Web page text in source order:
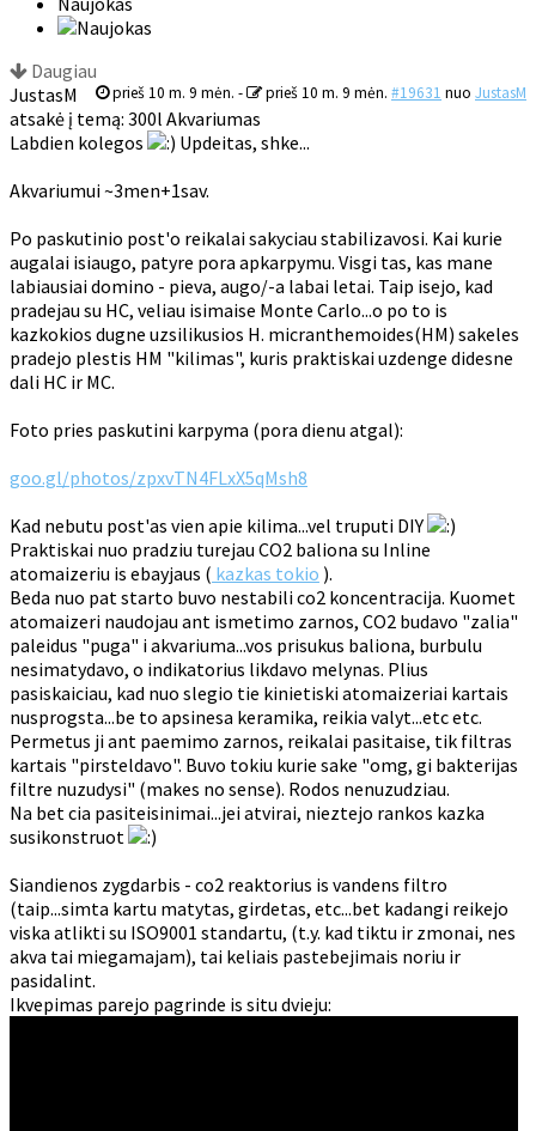
Daugiau
prieš 10 m. 9 mėn. - prieš 10 m. 9 mėn. #19631 nuo JustasM
JustasM
atsakė į temą: 300l Akvariumas
Labdien kolegos
Updeitas, shke...
Akvariumui ~3men+1sav.
Po paskutinio post'o reikalai sakyciau stabilizavosi. Kai kurie
augalai isiaugo, patyre pora apkarpymu. Visgi tas, kas mane
labiausiai domino - pieva, augo/-a labai letai. Taip isejo, kad
pradejau su HC, veliau isimaise Monte Carlo...o po to is
kazkokios dugne uzsilikusios H. micranthemoides(HM) sakeles
pradejo plestis HM "kilimas", kuris praktiskai uzdenge didesne
dali HC ir MC.
Foto pries paskutini karpyma (pora dienu atgal):
goo.gl/photos/zpxvTN4FLxX5qMsh8
Kad nebutu post'as vien apie kilima...vel truputi DIY
Praktiskai nuo pradziu turejau CO2 baliona su Inline
atomaizeriu is ebayjaus ( kazkas tokio ).
Beda nuo pat starto buvo nestabili co2 koncentracija. Kuomet
atomaizeri naudojau ant ismetimo zarnos, CO2 budavo "zalia"
paleidus "puga" i akvariuma...vos prisukus baliona, burbulu
nesimatydavo, o indikatorius likdavo melynas. Plius
pasiskaiciau, kad nuo slegio tie kinietiski atomaizeriai kartais
nusprogsta...be to apsinesa keramika, reikia valyt...etc etc.
Permetus ji ant paemimo zarnos, reikalai pasitaise, tik filtras
kartais "pirsteldavo". Buvo tokiu kurie sake "omg, gi bakterijas
filtre nuzudysi" (makes no sense). Rodos nenuzudziau.
Na bet cia pasiteisinimai...jei atvirai, nieztejo rankos kazka
susikonstruot
Siandienos zygdarbis - co2 reaktorius is vandens filtro
(taip...simta kartu matytas, girdetas, etc...bet kadangi reikejo
viska atlikti su ISO9001 standartu, (t.y. kad tiktu ir zmonai, nes
akva tai miegamajam), tai keliais pastebejimais noriu ir
pasidalint.
Ikvepimas parejo pagrinde is situ dvieju: